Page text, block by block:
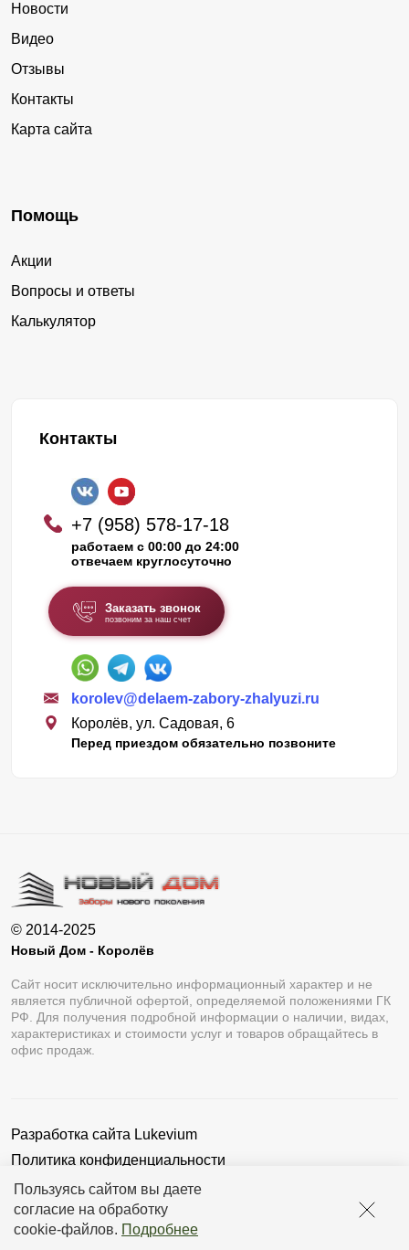
Пользуясь сайтом вы даете
согласие на обработку
cookie-файлов. Подробнее
Новости
Видео
Отзывы
Контакты
Карта сайта
Помощь
Акции
Вопросы и ответы
Калькулятор
Контакты
+7 (958) 578-17-18
работаем с 00:00 до 24:00
отвечаем круглосуточно
Заказать звонок
позвоним за наш счет
korolev@delaem-zabory-zhalyuzi.ru
Королёв, ул. Садовая, 6
Перед приездом обязательно позвоните
© 2014-2025
Новый Дом - Королёв
Сайт носит исключительно информационный характер и не
является публичной офертой, определяемой положениями ГК
РФ. Для получения подробной информации о наличии, видах,
характеристиках и стоимости услуг и товаров обращайтесь в
офис продаж.
Разработка сайта Lukevium
Политика конфиденциальности
Пользовательское соглашение